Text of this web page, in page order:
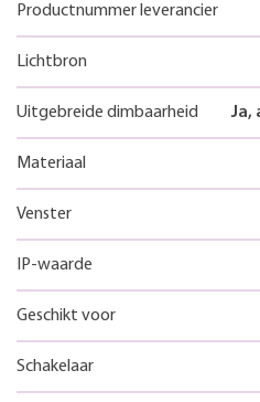
Productnummer leverancier
Lichtbron
Uitgebreide dimbaarheid Ja,
Materiaal
Venster
IP-waarde
Geschikt voor
Schakelaar